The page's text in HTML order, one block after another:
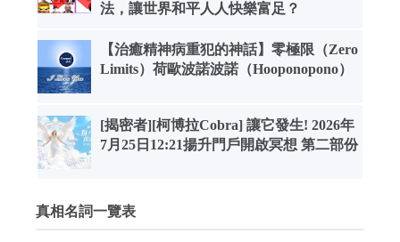
法，讓世界和平人人快樂富足？
【治癒精神病重犯的神話】零極限（Zero
Limits）荷歐波諾波諾（Hooponopono）
[揭密者][柯博拉Cobra] 讓它發生! 2026年
7月25日12:21揚升門戶開啟冥想 第二部份
真相名詞一覽表